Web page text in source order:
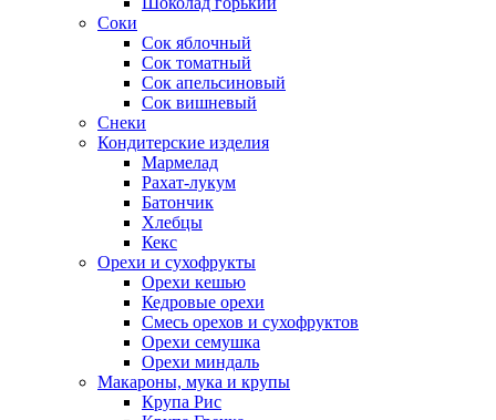
Соки
Сок яблочный
Сок томатный
Сок апельсиновый
Сок вишневый
Снеки
Кондитерские изделия
Мармелад
Рахат-лукум
Батончик
Хлебцы
Кекс
Орехи и сухофрукты
Орехи кешью
Кедровые орехи
Смесь орехов и сухофруктов
Орехи семушка
Орехи миндаль
Макароны, мука и крупы
Крупа Рис